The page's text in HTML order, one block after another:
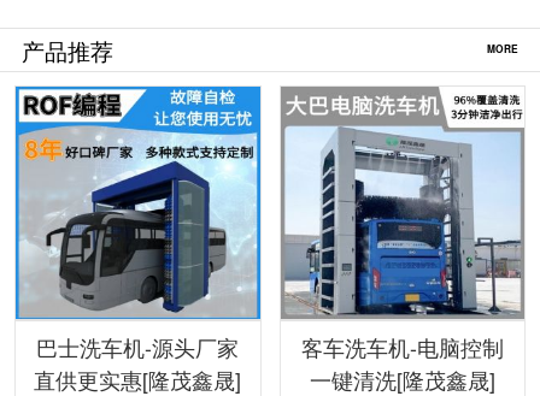
产品推荐 MORE
巴士洗车机-源头厂家
直供更实惠[隆茂鑫晟]
客车洗车机-电脑控制
一键清洗[隆茂鑫晟]